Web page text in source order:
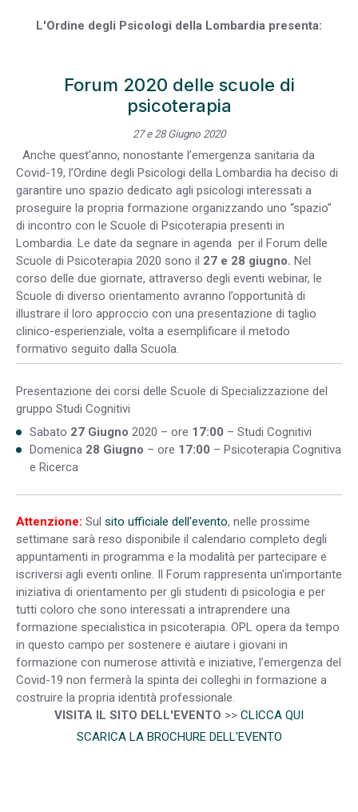
L'Ordine degli Psicologi della Lombardia presenta:
Forum 2020 delle scuole di
psicoterapia
27 e 28 Giugno 2020
Anche quest’anno, nonostante l’emergenza sanitaria da
Covid-19, l’Ordine degli Psicologi della Lombardia ha deciso di
garantire uno spazio dedicato agli psicologi interessati a
proseguire la propria formazione organizzando uno “spazio”
di incontro con le Scuole di Psicoterapia presenti in
Lombardia. Le date da segnare in agenda per il Forum delle
Scuole di Psicoterapia 2020 sono il 27 e 28 giugno. Nel
corso delle due giornate, attraverso degli eventi webinar, le
Scuole di diverso orientamento avranno l’opportunità di
illustrare il loro approccio con una presentazione di taglio
clinico-esperienziale, volta a esemplificare il metodo
formativo seguito dalla Scuola.
Presentazione dei corsi delle Scuole di Specializzazione del
gruppo Studi Cognitivi
Sabato 27 Giugno 2020 – ore 17:00 – Studi Cognitivi
Domenica 28 Giugno – ore 17:00 – Psicoterapia Cognitiva
e Ricerca
Attenzione: Sul sito ufficiale dell'evento, nelle prossime
settimane sarà reso disponibile il calendario completo degli
appuntamenti in programma e la modalità per partecipare e
iscriversi agli eventi online. Il Forum rappresenta un'importante
iniziativa di orientamento per gli studenti di psicologia e per
tutti coloro che sono interessati a intraprendere una
formazione specialistica in psicoterapia. OPL opera da tempo
in questo campo per sostenere e aiutare i giovani in
formazione con numerose attività e iniziative, l’emergenza del
Covid-19 non fermerà la spinta dei colleghi in formazione a
costruire la propria identità professionale.
VISITA IL SITO DELL'EVENTO >> CLICCA QUI
SCARICA LA BROCHURE DELL'EVENTO